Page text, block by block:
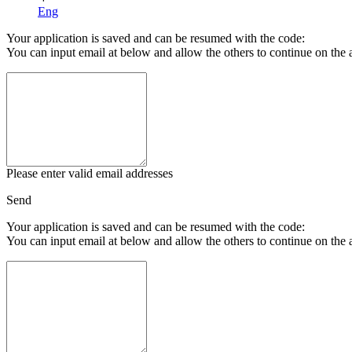
Eng
Your application is saved and can be resumed with the code:
You can input email at below and allow the others to continue on the
Please enter valid email addresses
Send
Your application is saved and can be resumed with the code:
You can input email at below and allow the others to continue on the